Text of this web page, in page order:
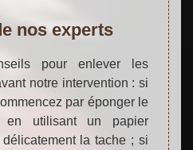
nos experts
pour enlever les
notre intervention : si
par éponger le
en utilisant un papier
la tache ; si